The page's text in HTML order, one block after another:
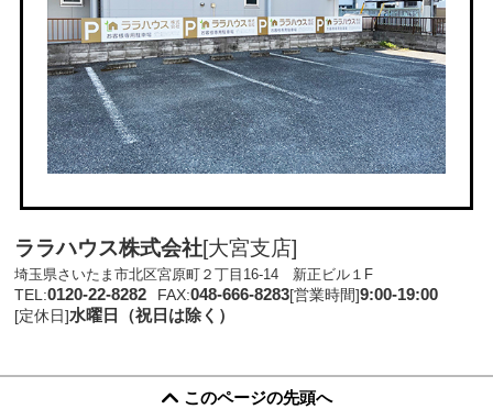
ララハウス株式会社[大宮支店]
埼玉県さいたま市北区宮原町２丁目16-14 新正ビル１F
TEL:0120-22-8282 FAX:048-666-8283[営業時間]9:00-19:00
[定休日]水曜日（祝日は除く）
このページの先頭へ